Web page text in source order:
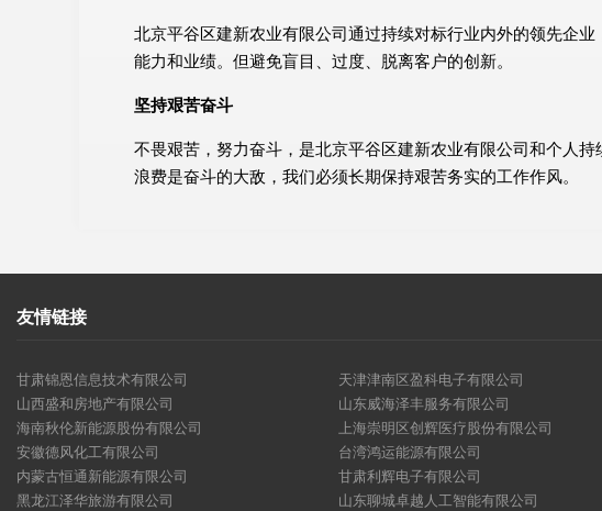
北京平谷区建新农业有限公司通过持续对标行业内外的领先企
能力和业绩。但避免盲目、过度、脱离客户的创新。
坚持艰苦奋斗
不畏艰苦，努力奋斗，是北京平谷区建新农业有限公司和个人
浪费是奋斗的大敌，我们必须长期保持艰苦务实的工作作风。
友情链接
甘肃锦恩信息技术有限公司 天津津南区盈科电子有限公司
山西盛和房地产有限公司
山东威海泽丰服务有限公司
海南秋伦新能源股份有限公司
上海崇明区创辉医疗股份有限公司
安徽德风化工有限公司
台湾鸿运能源有限公司
内蒙古恒通新能源有限公司
甘肃利辉电子有限公司
黑龙江泽华旅游有限公司
山东聊城卓越人工智能有限公司